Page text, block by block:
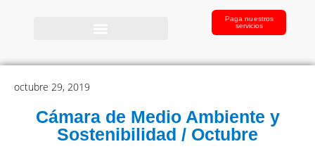
Paga nuestros
servicios
octubre 29, 2019
Cámara de Medio Ambiente y
Sostenibilidad / Octubre